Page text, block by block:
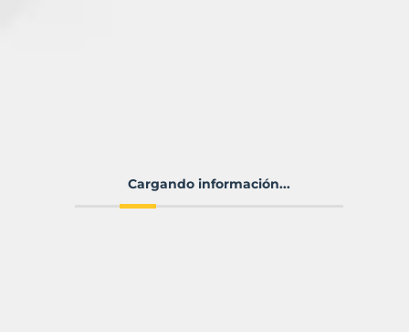
Cargando información...